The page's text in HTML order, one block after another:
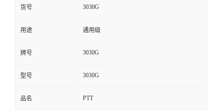
货号 3030G
用途 通用级
牌号 3030G
型号 3030G
品名 PTT